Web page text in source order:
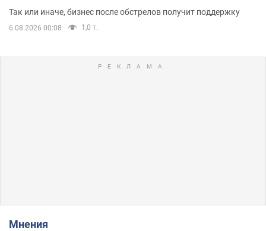
помещениям
Так или иначе, бизнес после обстрелов получит поддержку
6.08.2026 00:08 1,0 т.
Мнения